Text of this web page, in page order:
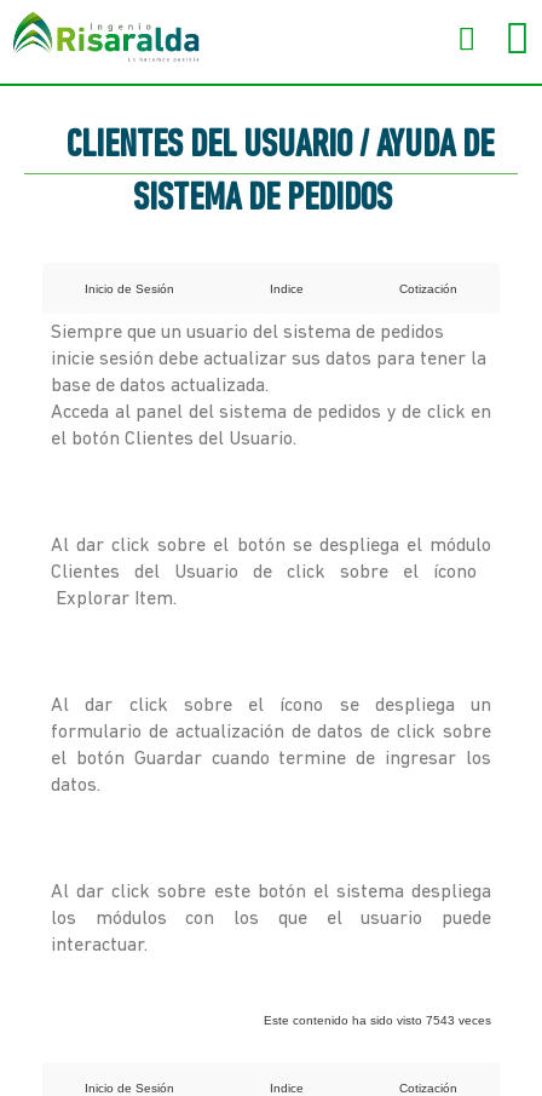
CLIENTES DEL USUARIO / AYUDA DE
SISTEMA DE PEDIDOS
Inicio de Sesión Cotización
Indice
Siempre que un usuario del sistema de pedidos
inicie sesión debe actualizar sus datos para tener la
base de datos actualizada.
Acceda al panel del sistema de pedidos y de click en
el botón Clientes del Usuario.
Al dar click sobre el botón se despliega el módulo
Clientes del Usuario de click sobre el ícono
Explorar Item.
Al dar click sobre el ícono se despliega un
formulario de actualización de datos de click sobre
el botón Guardar cuando termine de ingresar los
datos.
Al dar click sobre este botón el sistema despliega
los módulos con los que el usuario puede
interactuar.
Este contenido ha sido visto 7543 veces
Inicio de Sesión Cotización
Indice